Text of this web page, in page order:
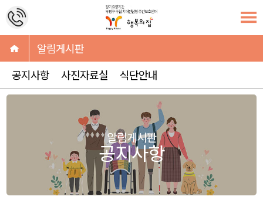
알림게시판
공지사항
사진자료실 식단안내
알림게시판
공지사항